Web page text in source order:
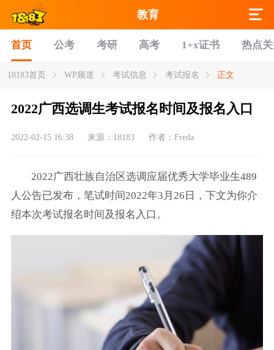
教育
首页 公考 考研 高考 1+x证书 热点
18183首页 WP频道 考试信息 考试报名 正文
2022广西选调生考试报名时间及报名入口
2022-02-15 16:38 来源：18183 作者：Freda
2022广西壮族自治区选调应届优秀大学毕业生489
人公告已发布，笔试时间2022年3月26日，下文为你介
绍本次考试报名时间及报名入口。